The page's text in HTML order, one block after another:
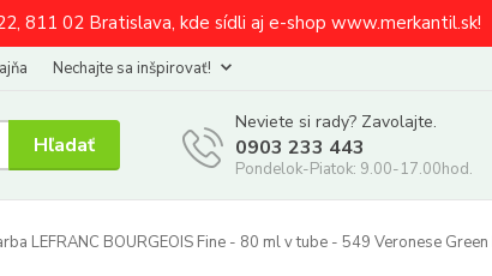
811 02 Bratislava, kde sídli aj e-shop www.merkantil.sk!
Nechajte sa inšpirovať!
Hľadať
Neviete si rady? Zavolajte.
0903 233 443
Pondelok-Piatok: 9.00-17.00hod.
LEFRANC BOURGEOIS Fine - 80 ml v tube - 549 Veronese